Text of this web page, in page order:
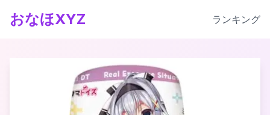
おなほXYZ ランキング